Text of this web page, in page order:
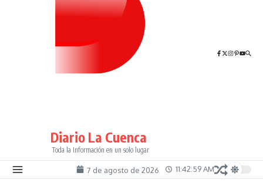
Diario La Cuenca
Toda la Información en un solo lugar
7 de agosto de 2026 11:43:00 AM